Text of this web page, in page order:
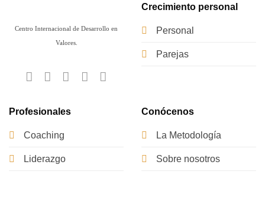
Centro Internacional de Desarrollo en
Valores.
Crecimiento personal
Personal
Parejas
Profesionales
Coaching
Liderazgo
Conócenos
La Metodología
Sobre nosotros